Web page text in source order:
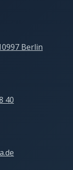
Berlin
40